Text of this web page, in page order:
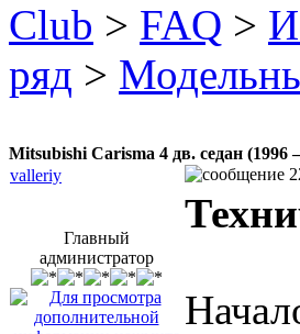
Club > FAQ >
ряд >
Mitsubishi Carisma 4 дв. седан
valleriy
Главный
администратор